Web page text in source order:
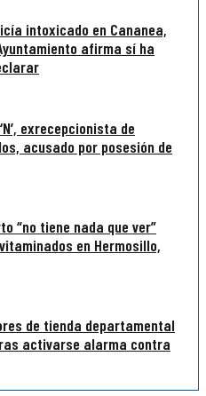
intoxicado en Cananea,
afirma sí ha
exrecepcionista de
acusado por posesión de
“no tiene nada que ver”
en Hermosillo,
de tienda departamental
activarse alarma contra